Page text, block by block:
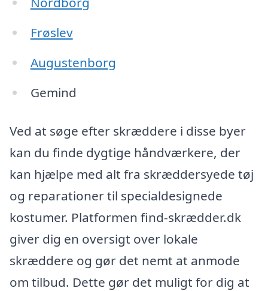
Frøslev
Augustenborg
Gemind
Ved at søge efter skræddere i disse byer
kan du finde dygtige håndværkere, der
kan hjælpe med alt fra skræddersyede tøj
og reparationer til specialdesignede
kostumer. Platformen find-skrædder.dk
giver dig en oversigt over lokale
skræddere og gør det nemt at anmode
om tilbud. Dette gør det muligt for dig at